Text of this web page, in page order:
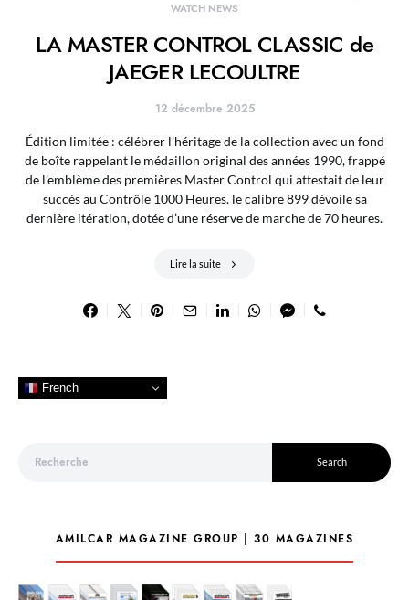
WATCH NEWS
LA MASTER CONTROL CLASSIC de
JAEGER LECOULTRE
12 décembre 2025
Édition limitée : célébrer l’héritage de la collection avec un fond
de boîte rappelant le médaillon original des années 1990, frappé
de l’emblème des premières Master Control qui attestait de leur
succès au Contrôle 1000 Heures. le calibre 899 dévoile sa
dernière itération, dotée d’une réserve de marche de 70 heures.
Lire la suite
French
Search
AMILCAR MAGAZINE GROUP | 30 MAGAZINES